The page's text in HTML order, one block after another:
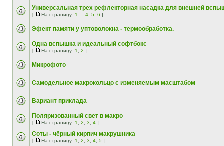
Универсальная трех рефлекторная насадка для внешней
[ На страницу: 1 4 5 6 ]
Эфект памяти у уптоволокна - термообработка.
Одна вспышка и идеальный софтбокс
[ На страницу: 1 2 ]
Микрофото
Самодельное макрокольцо с изменяемым масштабом
Вариант приклада
Поляризованный свет в макро
[ На страницу: 1 2 3 4 ]
Соты - чёрный кирпич макрушника
[ На страницу: 1 2 3 4 5 ]